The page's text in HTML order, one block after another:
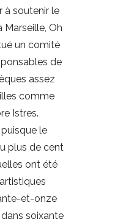
à soutenir le
Oh
un comité
de
assez
comme
Istres.
puisque le
plus de cent
ont été
et-onze
soixante